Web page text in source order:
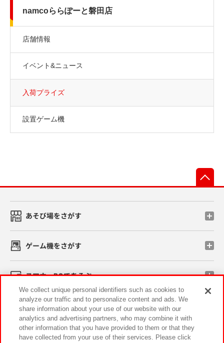
namcoららぽーと磐田店
店舗情報
イベント&ニュース
入荷プライズ
設置ゲーム機
あそび場をさがす
ゲーム機をさがす
スマホ・PCであそぶ
イベント・キャンペーン
We collect unique personal identifiers such as cookies to
analyze our traffic and to personalize content and ads. We
share information about your use of our website with our
analytics and advertising partners, who may combine it with
other information that you have provided to them or that they
have collected from your use of their services. Please click